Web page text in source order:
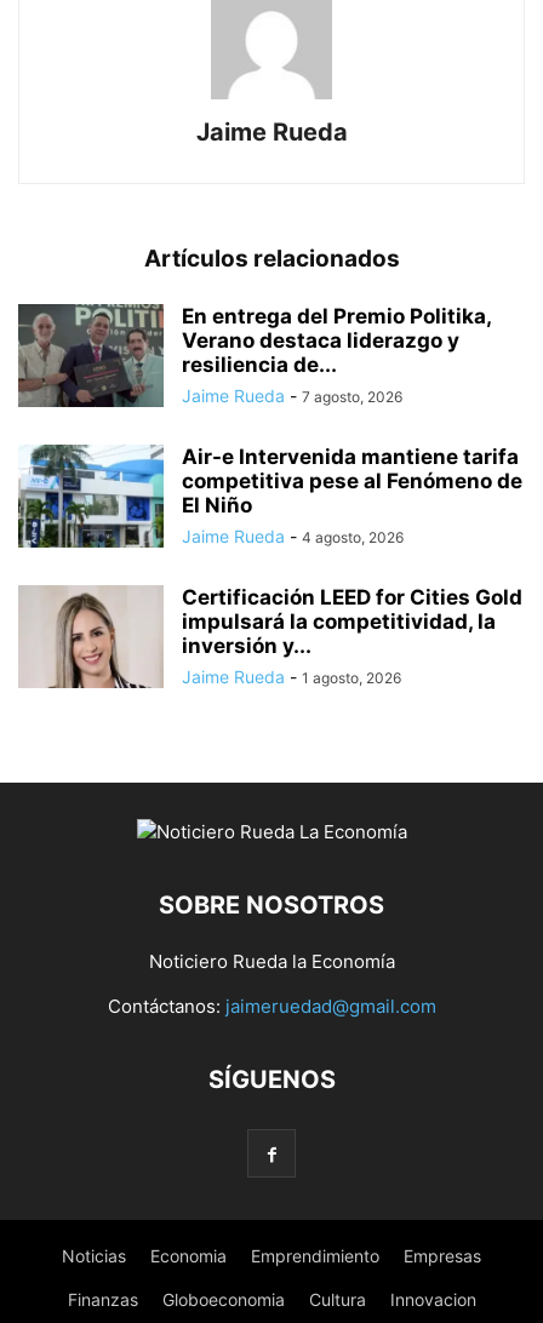
Jaime Rueda
Artículos relacionados
En entrega del Premio Politika,
Verano destaca liderazgo y
resiliencia de...
Jaime Rueda - 7 agosto, 2026
Air-e Intervenida mantiene tarifa
competitiva pese al Fenómeno de
El Niño
Jaime Rueda - 4 agosto, 2026
Certificación LEED for Cities Gold
impulsará la competitividad, la
inversión y...
Jaime Rueda - 1 agosto, 2026
SOBRE NOSOTROS
Noticiero Rueda la Economía
Contáctanos: jaimeruedad@gmail.com
SÍGUENOS
Noticias Economia Emprendimiento Empresas
Finanzas Globoeconomia Cultura Innovacion